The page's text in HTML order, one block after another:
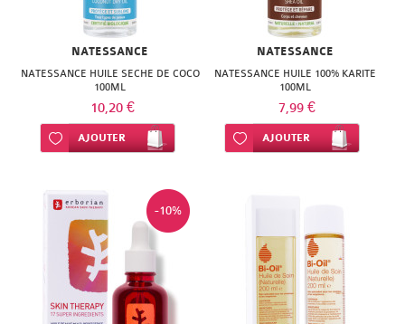
PEDIAKID
PHYSCIENCE
PHYTEA
PILEJE
SANTE
NATURESYSTEM
PHYTAROMASOL
AROMS
PRANAROM
SANOFLORE
NATESSANCE
NATESSANCE HUILE SECHE DE COCO
100ML
10,20 €
Ajouter à ma liste d’envie
AJOUTER
NATESSANCE
NATESSANCE HUILE 100% KARITE
100ML
7,99 €
Ajouter à ma liste d’envie
AJOUTER
-10%